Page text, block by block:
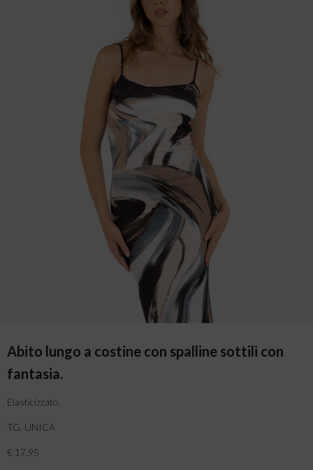
Abito lungo a costine con spalline sottili con
fantasia.
Elasticizzato.
TG. UNICA
€ 17,95